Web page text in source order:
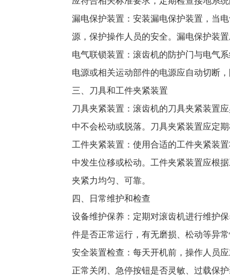
漏电保护装置：安装漏电保护装置，当
源，保护操作人员的安全。漏电保护装
电气联锁装置：滚齿机的防护门与电气
电源或相关运动部件的电源应自动切断
三、刀具和工件夹紧装置
刀具夹紧装置：滚齿机的刀具夹紧装置
中不会松动或脱落。刀具夹紧装置应定
工件夹紧装置：使用合适的工件夹紧装
中发生位移或松动。工件夹紧装置应根
夹紧力均匀、可靠。
四、日常维护和检查
设备维护保养：定期对滚齿机进行维护
件是否正常运行，有无磨损、松动等异
安全装置检查：每天开机前，操作人员
正常关闭、急停按钮是否灵敏、过载保